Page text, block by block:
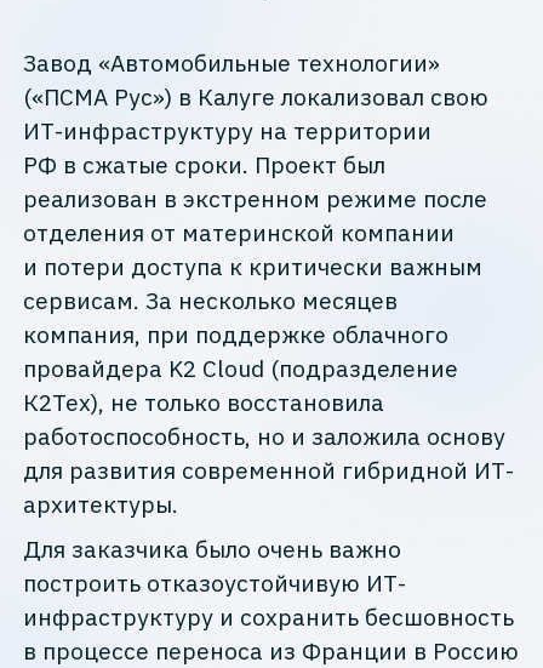
Завод «Автомобильные технологии»
(«ПСМА Рус») в Калуге локализовал свою
ИТ-инфраструктуру на территории
РФ в сжатые сроки. Проект был
реализован в экстренном режиме после
отделения от материнской компании
и потери доступа к критически важным
сервисам. За несколько месяцев
компания, при поддержке облачного
провайдера K2 Cloud (подразделение
К2Тех), не только восстановила
работоспособность, но и заложила основу
для развития современной гибридной ИТ-
архитектуры.
Для заказчика было очень важно
построить отказоустойчивую ИТ-
инфраструктуру и сохранить бесшовность
в процессе переноса из Франции в Россию